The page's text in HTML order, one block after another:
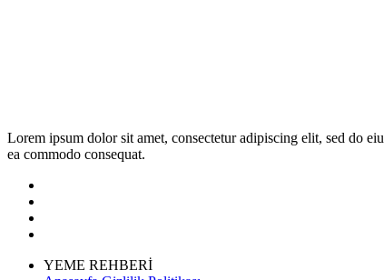
Lorem ipsum dolor sit amet, consectetur adipiscing elit, sed do
ea commodo consequat.
YEME REHBERİ